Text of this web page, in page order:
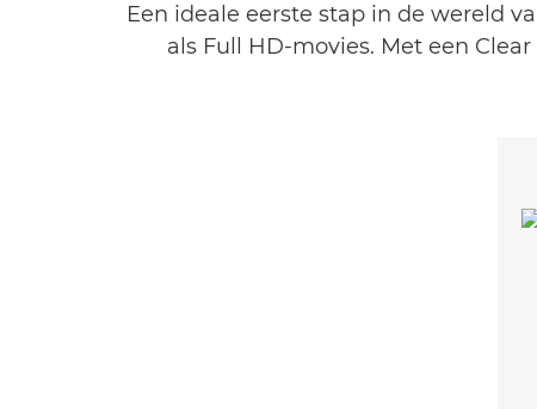
Een ideale eerste stap in de wereld
als Full HD-movies. Met een